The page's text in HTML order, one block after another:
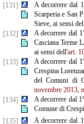
[131]
A decorrere dal
Scarperia e San
Sieve, ai sensi
[132]
A decorrere dal
Casciana Terme
ai sensi dell'art.
[133]
A decorrere dal
Crespina
del Comuni di
novembre 2013,
[134]
A decorrere dal
Comune di
[135]
A decorrere dal